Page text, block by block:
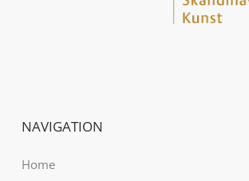
NAVIGATION
Home